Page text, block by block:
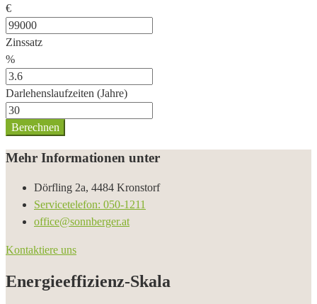
€
Zinssatz
%
Darlehenslaufzeiten (Jahre)
Berechnen
Mehr Informationen unter
Dörfling 2a, 4484 Kronstorf
Servicetelefon: 050-1211
office@sonnberger.at
Kontaktiere uns
Energieeffizienz-Skala